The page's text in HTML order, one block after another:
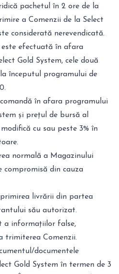
pachetul în 2 ore de la
a Comenzii de la Select
considerată nerevendicată.
este efectuată în afara
Gold System, cele două
începutul programului de
în afara programului
și prețul de bursă al
cu sau peste 3% în
normală a Magazinului
compromisă din cauza
livrării din partea
său autorizat.
a informațiilor false,
trimiterea Comenzii.
documentele
Gold System în termen de 3